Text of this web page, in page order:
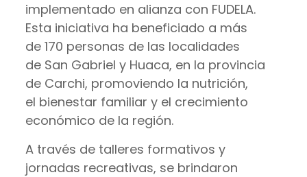
implementado en alianza con FUDELA.
Esta iniciativa ha beneficiado a más
de 170 personas de las localidades
de San Gabriel y Huaca, en la provincia
de Carchi, promoviendo la nutrición,
el bienestar familiar y el crecimiento
económico de la región.
A través de talleres formativos y
jornadas recreativas, se brindaron